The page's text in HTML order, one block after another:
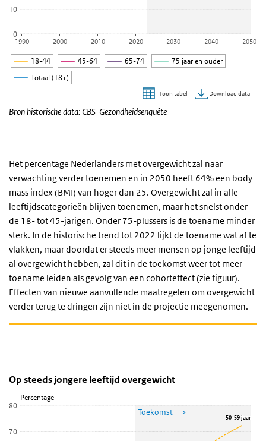
18-44 45-64 65-74
75 jaar en ouder
Totaal (18+)
1990 2000 2010 2020 2030 2040 2050
0
10
Toon tabel Download data
Einde van interactieve grafiek.
Bron historische data: CBS-Gezondheidsenquête
Het percentage Nederlanders met overgewicht zal naar
verwachting verder toenemen en in 2050 heeft 64% een body
mass index (BMI) van hoger dan 25. Overgewicht zal in alle
leeftijdscategorieën blijven toenemen, maar het snelst onder
de 18- tot 45-jarigen. Onder 75-plussers is de toename minder
sterk. In de historische trend tot 2022 lijkt de toename wat af te
vlakken, maar doordat er steeds meer mensen op jonge leeftijd
al overgewicht hebben, zal dit in de toekomst weer tot meer
toename leiden als gevolg van een cohorteffect (zie figuur).
Effecten van nieuwe aanvullende maatregelen om overgewicht
verder terug te dringen zijn niet in de projectie meegenomen.
Op steeds jongere leeftijd overgewicht
Lijn grafiek met 2 lijnen.
De grafiek heeft 1 X-as die categories weergeeft.
Toekomst -->
Percentage
Op steeds jongere leeftijd overgewicht
50-59 jaar
50-59 jaar
70
80